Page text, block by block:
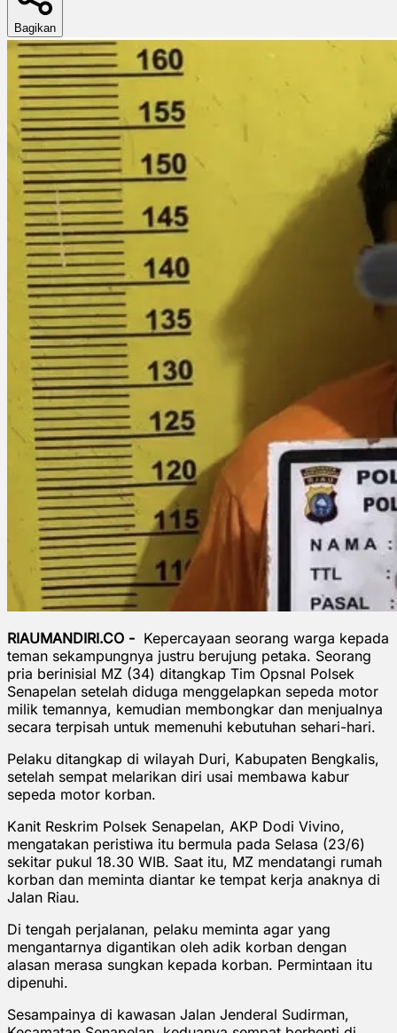
Bagikan
RIAUMANDIRI.CO - Kepercayaan seorang warga kepada
teman sekampungnya justru berujung petaka. Seorang
pria berinisial MZ (34) ditangkap Tim Opsnal Polsek
Senapelan setelah diduga menggelapkan sepeda motor
milik temannya, kemudian membongkar dan menjualnya
secara terpisah untuk memenuhi kebutuhan sehari-hari.
Pelaku ditangkap di wilayah Duri, Kabupaten Bengkalis,
setelah sempat melarikan diri usai membawa kabur
sepeda motor korban.
Kanit Reskrim Polsek Senapelan, AKP Dodi Vivino,
mengatakan peristiwa itu bermula pada Selasa (23/6)
sekitar pukul 18.30 WIB. Saat itu, MZ mendatangi rumah
korban dan meminta diantar ke tempat kerja anaknya di
Jalan Riau.
Di tengah perjalanan, pelaku meminta agar yang
mengantarnya digantikan oleh adik korban dengan
alasan merasa sungkan kepada korban. Permintaan itu
dipenuhi.
Sesampainya di kawasan Jalan Jenderal Sudirman,